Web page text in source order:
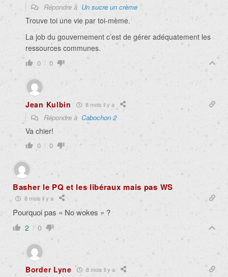
Répondre à Un sucre un crème
Trouve toi une vie par toi-mème.
La job du gouvernement c’est de gérer adéquatement les
ressources communes.
0 0
Jean Kulbin 8 mois il y a
Répondre à Cabochon 2
Va chier!
0 0
Basher le PQ et les libéraux mais pas WS
8 mois il y a
Pourquoi pas « No wokes » ?
2 0
Border Lyne 8 mois il y a